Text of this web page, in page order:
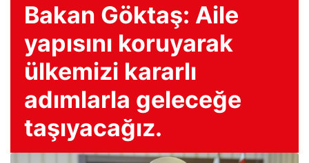
Bakan Göktaş: Aile
yapısını koruyarak
ülkemizi kararlı
adımlarla geleceğe
taşıyacağız.